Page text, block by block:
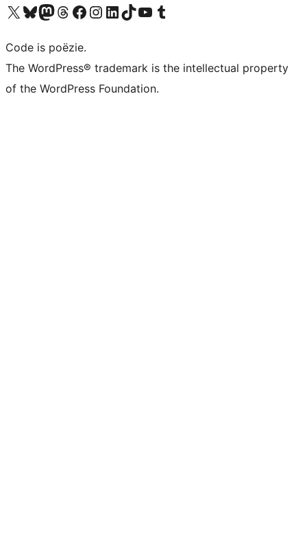
Bezoek ons X (voorheen Twitter) account
Bezoek ons Bluesky account
Bezoek ons Mastodon account
Bezoek ons Threads account
Onze Facebook pagina bezoeken
Bezoek ons Instagram account
Bezoek ons LinkedIn account
Bezoek ons TikTok account
Bezoek ons YouTube kanaalBezoek ons Tumblr account
Code is poëzie.
The WordPress® trademark is the intellectual property
of the WordPress Foundation.